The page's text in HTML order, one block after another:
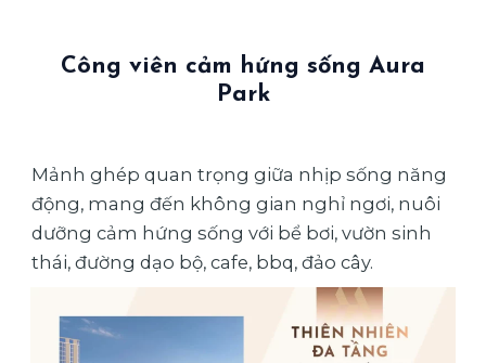
Công viên cảm hứng sống Aura
Park
Mảnh ghép quan trọng giữa nhịp sống năng
động, mang đến không gian nghỉ ngơi, nuôi
dưỡng cảm hứng sống với bể bơi, vườn sinh
thái, đường dạo bộ, cafe, bbq, đảo cây.